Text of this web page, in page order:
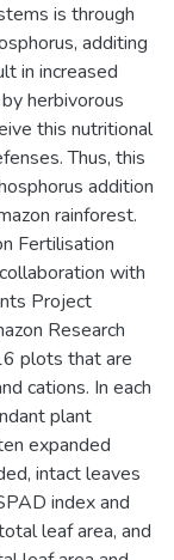
is through
additing
in increased
herbivorous
this nutritional
Thus, this
addition
rainforest.
Fertilisation
with
Project
Research
plots that are
cations. In each
plant
expanded
intact leaves
index and
leaf area, and